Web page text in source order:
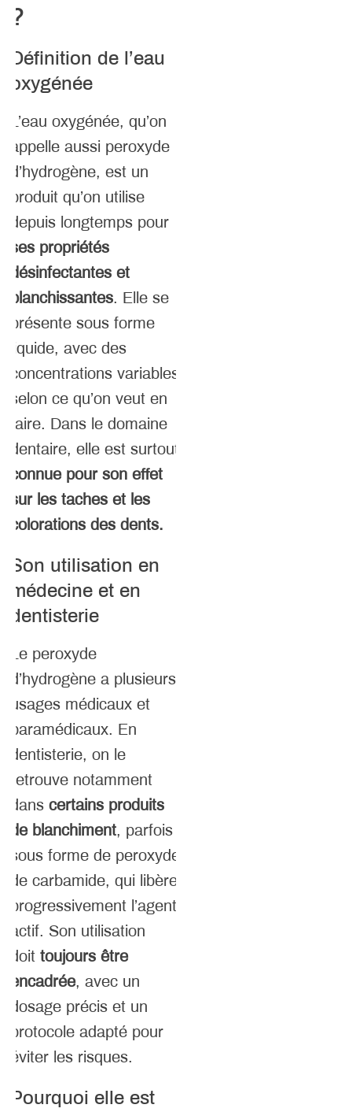
?
Définition de l’eau
oxygénée
L’eau oxygénée, qu’on
appelle aussi peroxyde
d’hydrogène, est un
produit qu’on utilise
depuis longtemps pour
ses propriétés
désinfectantes et
blanchissantes. Elle se
présente sous forme
liquide, avec des
concentrations variables
selon ce qu’on veut en
faire. Dans le domaine
dentaire, elle est surtout
connue pour son effet
sur les taches et les
colorations des dents.
Son utilisation en
médecine et en
dentisterie
Le peroxyde
d’hydrogène a plusieurs
usages médicaux et
paramédicaux. En
dentisterie, on le
retrouve notamment
dans certains produits
de blanchiment, parfois
sous forme de peroxyde
de carbamide, qui libère
progressivement l’agent
actif. Son utilisation
doit toujours être
encadrée, avec un
dosage précis et un
protocole adapté pour
éviter les risques.
Pourquoi elle est